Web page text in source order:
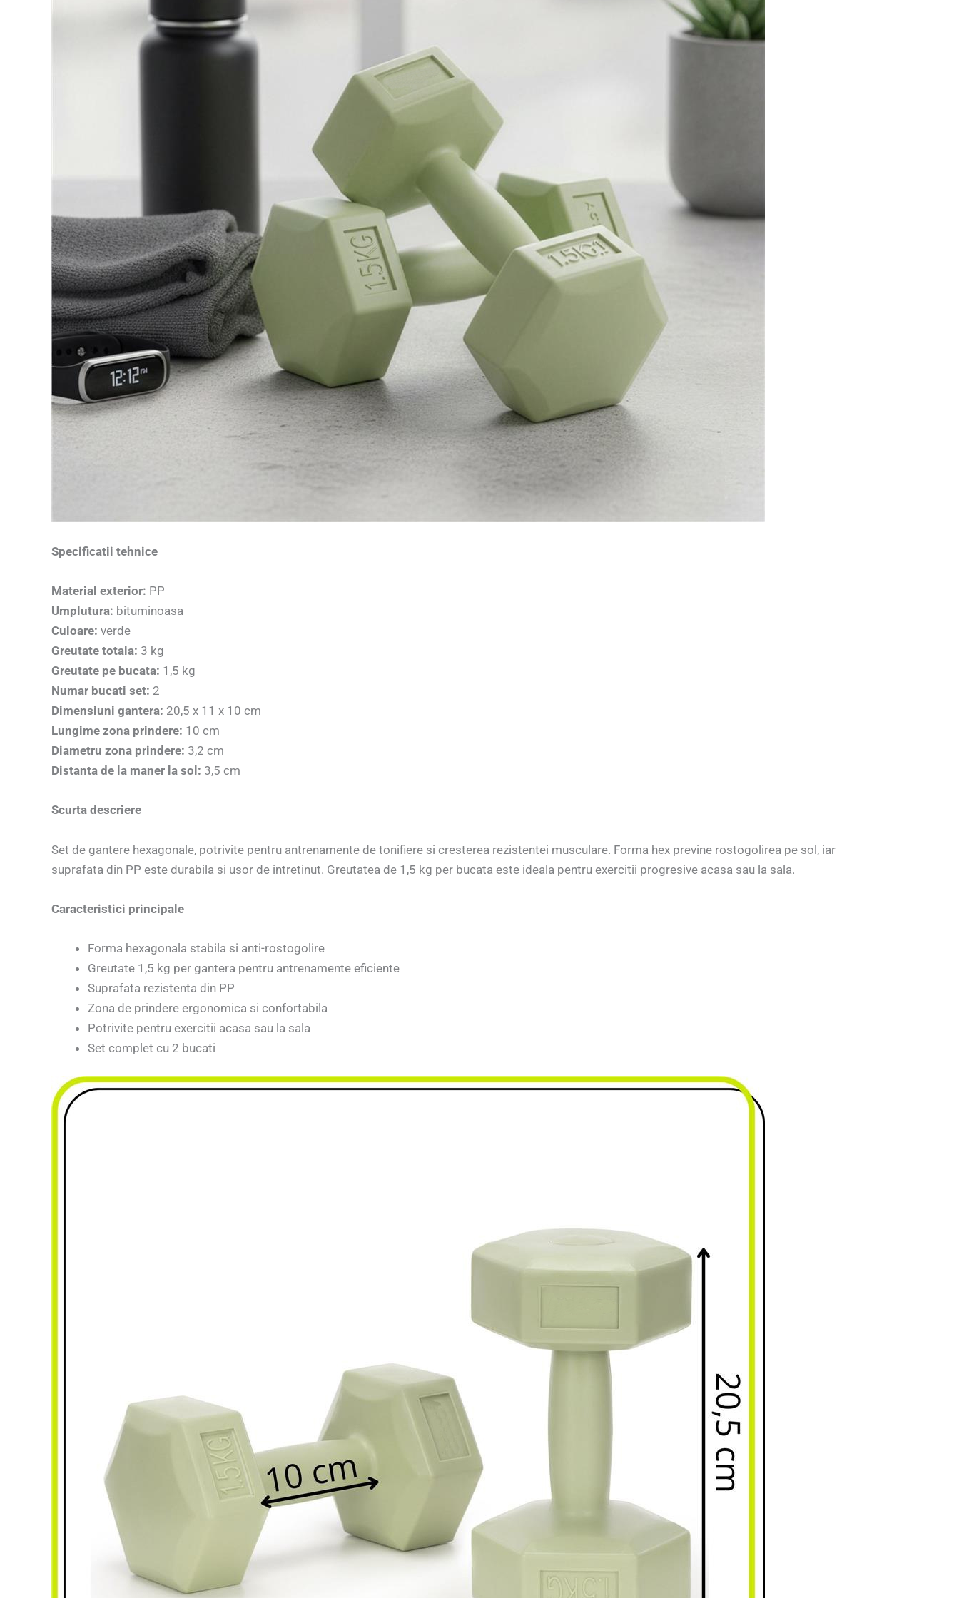
Specificatii tehnice
Material exterior: PP
Umplutura: bituminoasa
Culoare: verde
Greutate totala: 3 kg
Greutate pe bucata: 1,5 kg
Numar bucati set: 2
Dimensiuni gantera: 20,5 x 11 x 10 cm
Lungime zona prindere: 10 cm
Diametru zona prindere: 3,2 cm
Distanta de la maner la sol: 3,5 cm
Scurta descriere
Set de gantere hexagonale, potrivite pentru antrenamente de tonifiere si cresterea rezistentei musculare. Forma hex previne rostogolirea pe sol, iar
suprafata din PP este durabila si usor de intretinut. Greutatea de 1,5 kg per bucata este ideala pentru exercitii progresive acasa sau la sala.
Caracteristici principale
Forma hexagonala stabila si anti-rostogolire
Greutate 1,5 kg per gantera pentru antrenamente eficiente
Suprafata rezistenta din PP
Zona de prindere ergonomica si confortabila
Potrivite pentru exercitii acasa sau la sala
Set complet cu 2 bucati